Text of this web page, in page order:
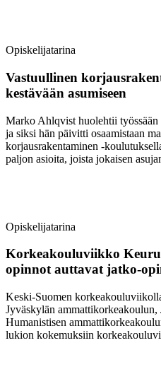
Opiskelijatarina
Vastuullinen
kestävään asumiseen
Marko Ahlqvist huolehtii työssään
ja siksi hän päivitti osaamistaan
korjausrakentaminen -
paljon asioita, joista jokaisen
Opiskelijatarina
Korkeakouluviikko
opinnot auttavat jatko-
Keski-Suomen
Jyväskylän
Humanistisen
lukion kokemuksiin